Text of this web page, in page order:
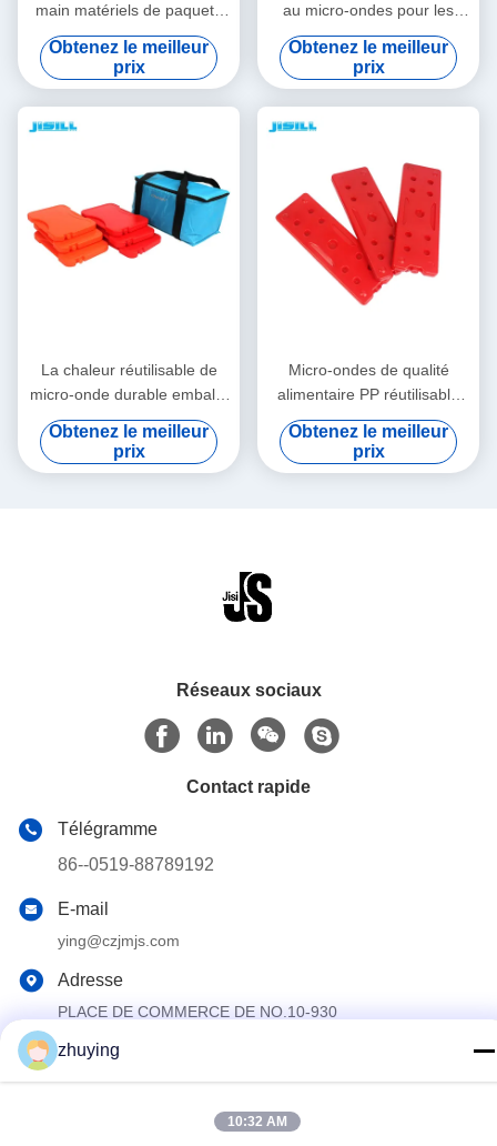
main matériels de paquets
de chaleur réutilisables sûrs
durables de pp
Obtenez le meilleur
prix
au micro-ondes pour les
aliments / boîte à lunch,
Pack de gel chaud-froid pour
les aliments surgelés
Obtenez le meilleur
prix
La chaleur réutilisable de
micro-onde durable emballe
la nourriture chaude
d'éléments en plastique durs
de la chaleur
Obtenez le meilleur
prix
Micro-ondes de qualité
alimentaire PP réutilisable
boîtes de chaleur
personnalisée couleur facile
à utiliser pour les aliments
Obtenez le meilleur
prix
Réseaux sociaux
Contact rapide
Télégramme
86--0519-88789192
E-mail
ying@czjmjs.com
Adresse
PLACE DE COMMERCE DE NO.10-930
DE CHANGZHOU DE SECTEUR DE ZHONGLOU
Politique de confidentialité|
zhuying
10:32 AM